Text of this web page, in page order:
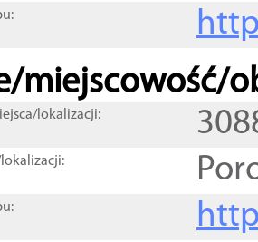
miejscowość/
lokalizacji: